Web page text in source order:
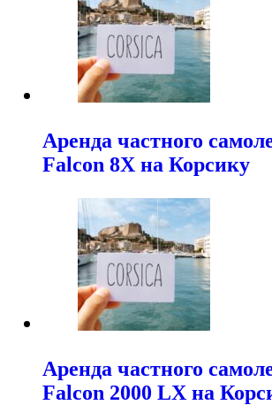
Аренда частного
Falcon 8X на Корсику
Аренда частного
Falcon 2000 LX на